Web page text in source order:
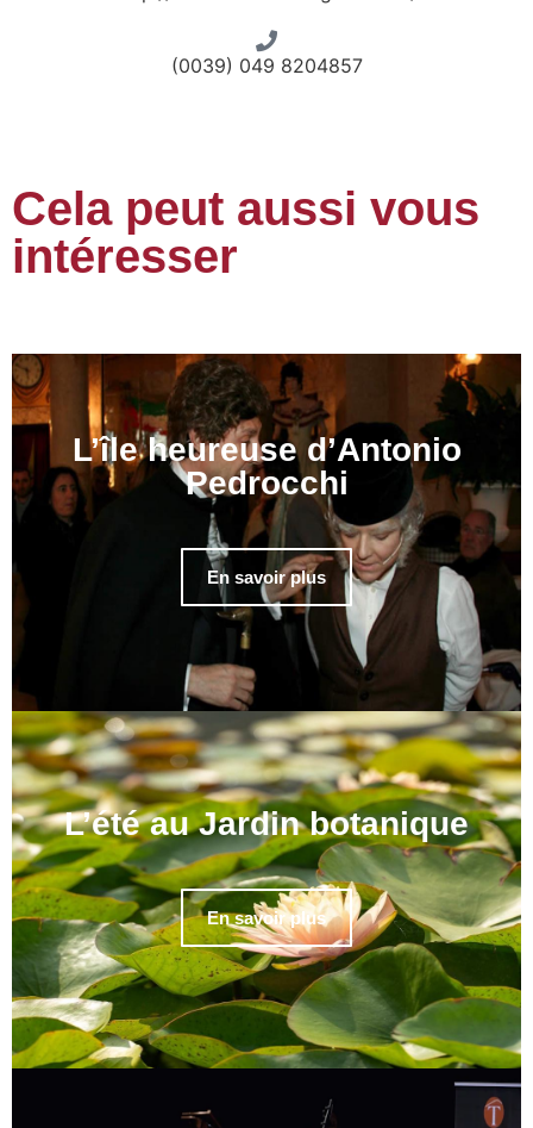
(0039) 049 8204857
Cela peut aussi vous
intéresser
L’île heureuse d’Antonio
Pedrocchi
En savoir plus
L’été au Jardin botanique
En savoir plus